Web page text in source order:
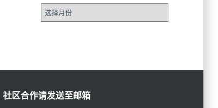
社区合作请发送至邮箱